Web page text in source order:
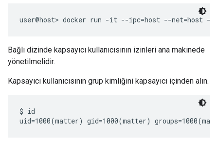
Bağlı dizinde kapsayıcı kullanıcısının izinleri ana makinede
yönetilmelidir.
Kapsayıcı kullanıcısının grup kimliğini kapsayıcı içinden alın.
$ id